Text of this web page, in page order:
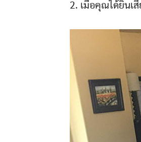
2. เมื่อคุณได้ยินเ